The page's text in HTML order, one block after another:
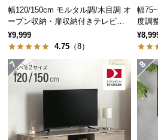
サ
ー
ビ
ス
に
つ
搬
伝統と信頼のデンマークデ
家具づくりの長い歴史を持つデ
幅120/150cm モルタル調/木目調 オ
ープン収納・扉収納付きテレビボ
ード
¥9,999
4.75 （8）
幅
度調
ン収